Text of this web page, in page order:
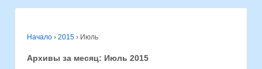
Начало › 2015 › Июль
Архивы за месяц: Июль 2015